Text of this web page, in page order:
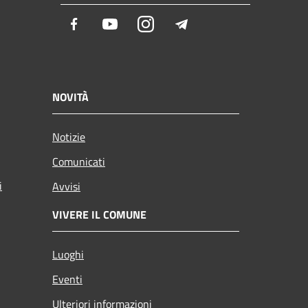
Facebook YoutubeInstagram
NOVITÀ
Notizie
Comunicati
Avvisi
VIVERE IL COMUNE
Luoghi
Eventi
Ulteriori informazioni